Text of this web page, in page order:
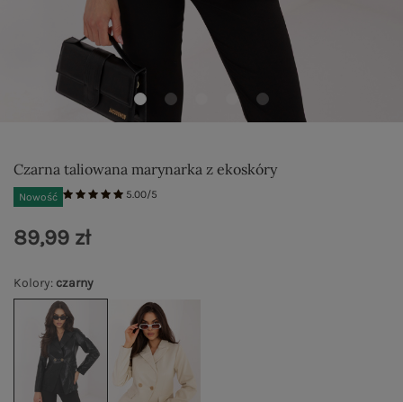
Czarna taliowana marynarka z ekoskóry
Nowość 5.00/5
Kolory: czarny
89,99 zł